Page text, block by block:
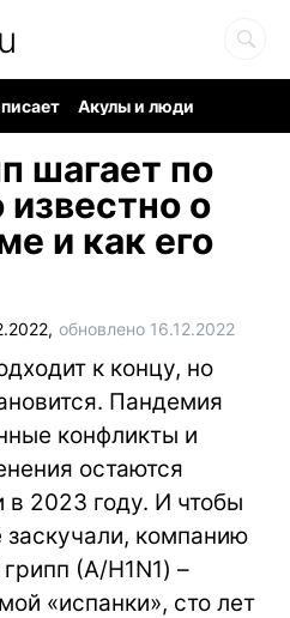
Акулы и люди
шагает по
известно о
и как его
обновлено 16.12.2022
к концу, но
Пандемия
конфликты и
остаются
2023 году. И чтобы
компанию
(А/H1N1) –
«испанки», сто лет